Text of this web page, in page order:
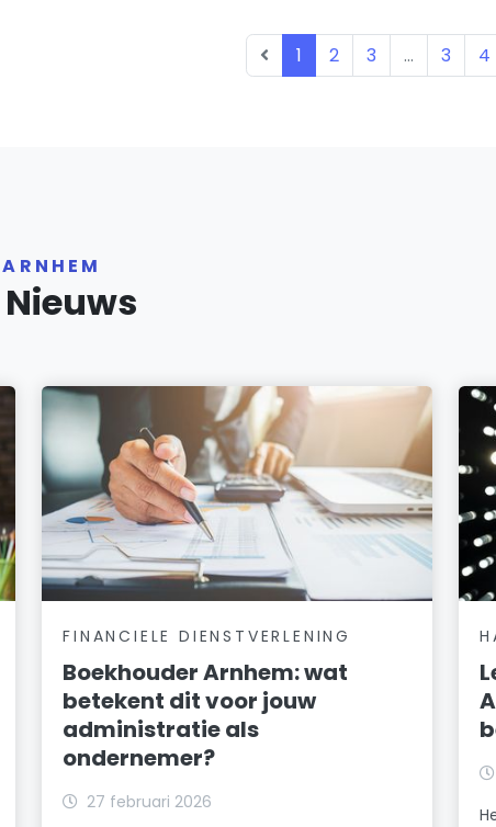
1 2 3 ... 3 4
FINANCIELE DIENSTVERLENING
Boekhouder Arnhem: wat
betekent dit voor jouw
administratie als
ondernemer?
27 februari 2026